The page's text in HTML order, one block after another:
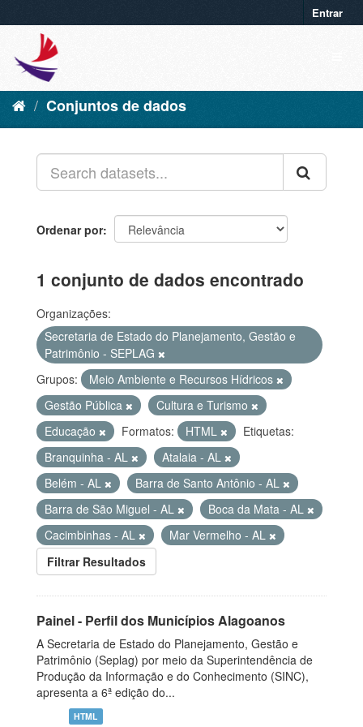
Entrar
Conjuntos de dados
Ordenar por
1 conjunto de dados encontrado
Organizações:
Secretaria de Estado do Planejamento, Gestão e
Patrimônio - SEPLAG
Grupos:
Meio Ambiente e Recursos Hídricos
Gestão Pública
Cultura e Turismo
Educação
Formatos: HTML
Etiquetas:
Branquinha - AL
Atalaia - AL
Belém - AL
Barra de Santo Antônio - AL
Barra de São Miguel - AL
Boca da Mata - AL
Cacimbinhas - AL
Mar Vermelho - AL
Filtrar Resultados
Painel - Perfil dos Municípios Alagoanos
A Secretaria de Estado do Planejamento, Gestão e
Patrimônio (Seplag) por meio da Superintendência de
Produção da Informação e do Conhecimento (SINC),
apresenta a 6ª edição do...
HTML